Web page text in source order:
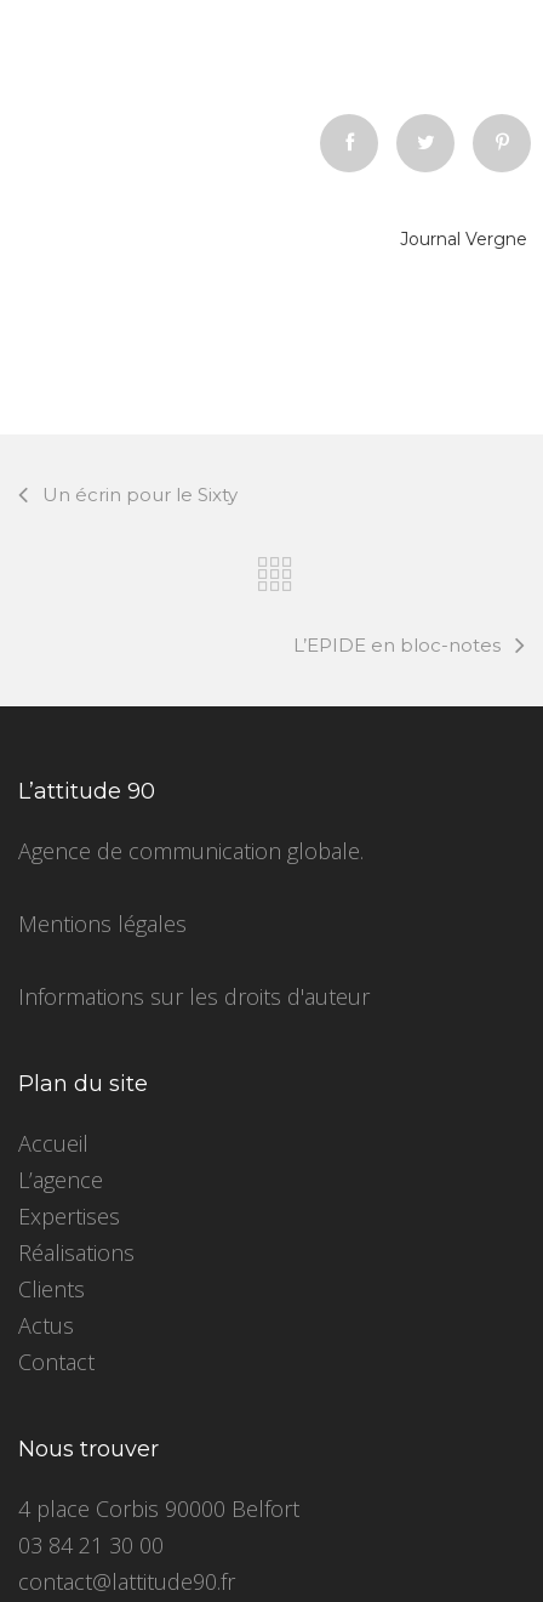
Journal Vergne
Un écrin pour le Sixty
L’EPIDE en bloc-notes
L’attitude 90
Agence de communication globale.
Mentions légales
Informations sur les droits d'auteur
Plan du site
Accueil
L’agence
Expertises
Réalisations
Clients
Actus
Contact
Nous trouver
4 place Corbis 90000 Belfort
03 84 21 30 00
contact@lattitude90.fr